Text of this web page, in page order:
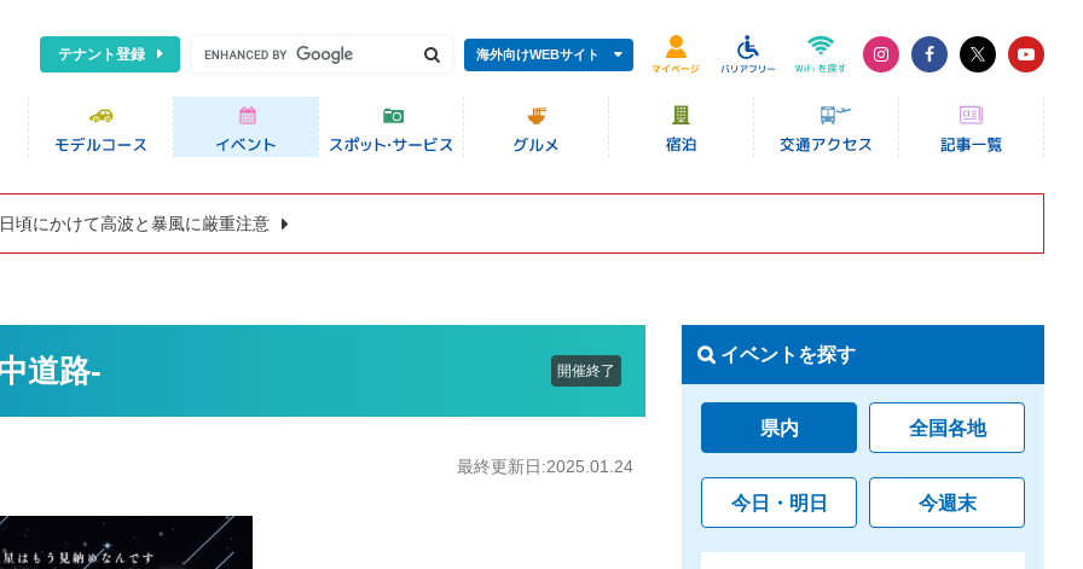
テナント登録 海外向けWEBサイト
頃にかけて高波と暴風に厳重注意
道路- 開催終了
最終更新日:2025.01.24
イベントを探す
県内 全国各地
今日・明日 今週末